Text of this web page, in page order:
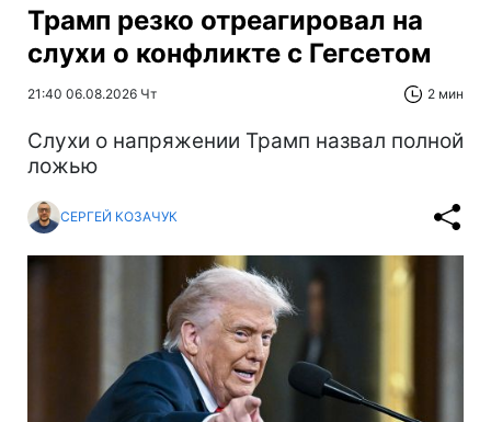
Трамп резко отреагировал на
слухи о конфликте с Гегсетом
21:40 06.08.2026 Чт 2 мин
Слухи о напряжении Трамп назвал полной
ложью
СЕРГЕЙ КОЗАЧУК